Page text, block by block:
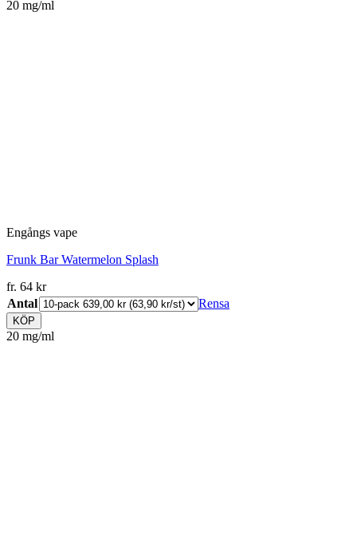
20 mg/ml
Engångs vape
Frunk Bar Watermelon Splash
fr. 64 kr
Antal
Rensa
KÖP
20 mg/ml